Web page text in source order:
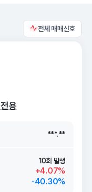
전체 매매신호
용
***.**
***.**
10회 발생
+4.07%
-40.30%